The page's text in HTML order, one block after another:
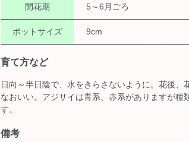
開花期 5～6月ごろ
ポットサイズ 9cm
育て方など
日向～半日陰で、水をきらさないように。花後
なおいい。アジサイは青系、赤系がありますが
す。
備考